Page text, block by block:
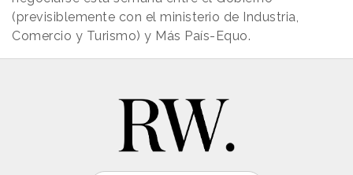
(previsiblemente con el ministerio de Industria,
Comercio y Turismo) y Más País-Equo.